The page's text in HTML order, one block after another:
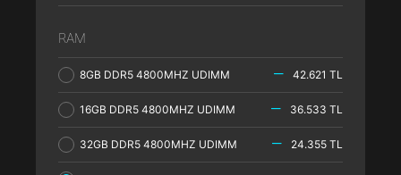
RAM
8GB DDR5 4800MHZ UDIMM 42.621 TL
16GB DDR5 4800MHZ UDIMM 36.533 TL
32GB DDR5 4800MHZ UDIMM 24.355 TL